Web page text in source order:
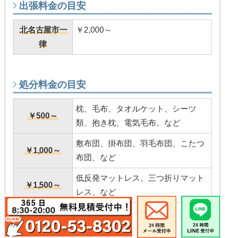
出張料金の目安
北名古屋市一
律
￥2,000～
処分料金の目安
￥500～
枕、毛布、タオルケット、シーツ
類、抱き枕、電気毛布、など
￥1,000～
敷布団、掛布団、羽毛布団、こたつ
布団、など
￥1,500～
低反発マットレス、三つ折りマット
レス、など